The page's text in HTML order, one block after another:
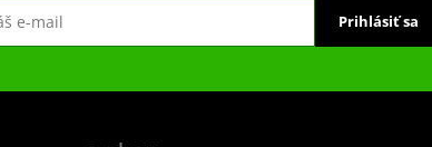
Prihlásiť sa